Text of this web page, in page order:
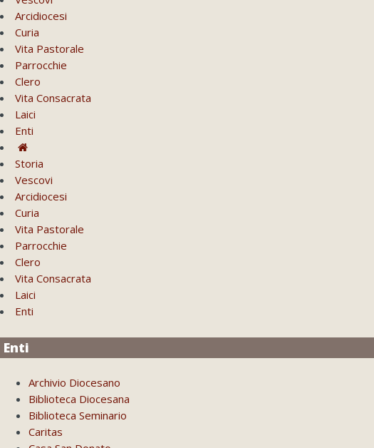
Arcidiocesi
Curia
Vita Pastorale
Parrocchie
Clero
Vita Consacrata
Laici
Enti
Storia
Vescovi
Arcidiocesi
Curia
Vita Pastorale
Parrocchie
Clero
Vita Consacrata
Laici
Enti
Enti
Archivio Diocesano
Biblioteca Diocesana
Biblioteca Seminario
Caritas